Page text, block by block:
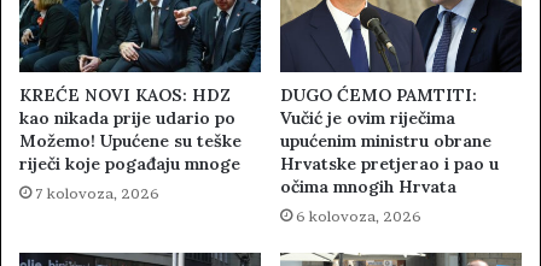
KREĆE NOVI KAOS: HDZ
kao nikada prije udario po
Možemo! Upućene su teške
riječi koje pogađaju mnoge
7 kolovoza, 2026
DUGO ĆEMO PAMTITI:
Vučić je ovim riječima
upućenim ministru obrane
Hrvatske pretjerao i pao u
očima mnogih Hrvata
6 kolovoza, 2026